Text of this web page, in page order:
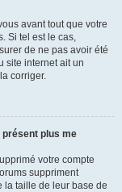
avant tout que votre
Si tel est le cas,
de ne pas avoir été
site internet ait un
corriger.
présent plus me
votre compte
suppriment
la taille de leur base de